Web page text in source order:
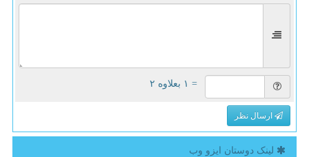
= ۱ بعلاوه ۲
ارسال نظر
لینک دوستان ایزو وب